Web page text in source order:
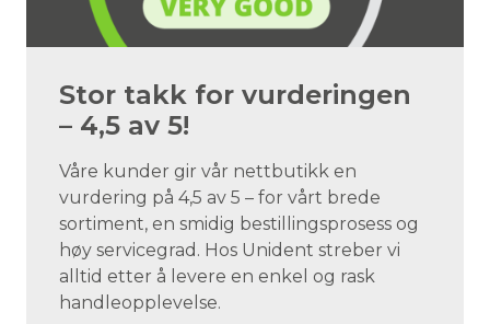
Stor takk for vurderingen
– 4,5 av 5!
Våre kunder gir vår nettbutikk en
vurdering på 4,5 av 5 – for vårt brede
sortiment, en smidig bestillingsprosess og
høy servicegrad. Hos Unident streber vi
alltid etter å levere en enkel og rask
handleopplevelse.